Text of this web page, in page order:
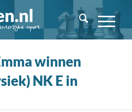
winnen
NK E in